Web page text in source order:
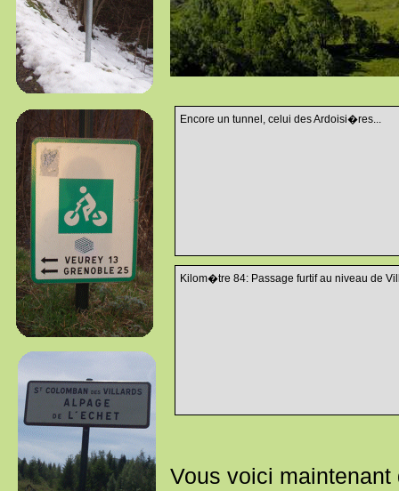
Encore un tunnel, celui des Ardoisi�res...
Kilom�tre 84: Passage furtif au niveau de
Vous voici